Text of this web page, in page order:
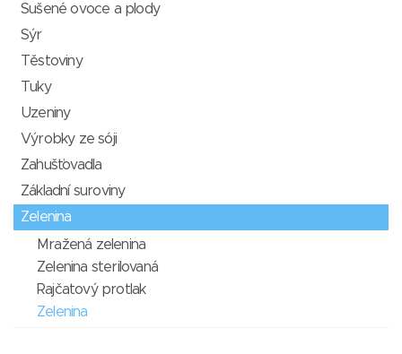
Sušené ovoce a plody
Sýr
Těstoviny
Tuky
Uzeniny
Výrobky ze sóji
Zahušťovadla
Základní suroviny
Zelenina
Mražená zelenina
Zelenina sterilovaná
Rajčatový protlak
Zelenina